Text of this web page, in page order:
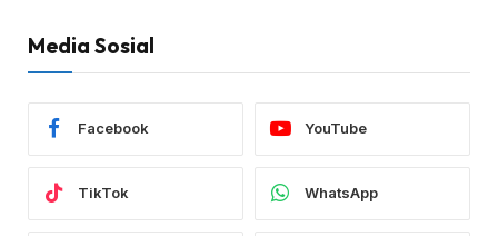
Media Sosial
Facebook YouTube
TikTok WhatsApp